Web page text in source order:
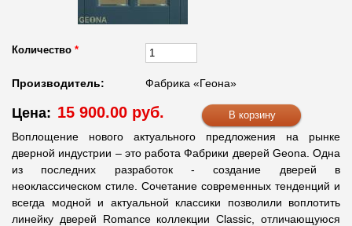
Количество *
Производитель: Фабрика «Геона»
Цена: 15 900.00 руб.
Воплощение нового актуального предложения на рынке
дверной индустрии – это работа Фабрики дверей Geona. Одна
из последних разработок - создание дверей в
неоклассическом стиле. Сочетание современных тенденций и
всегда модной и актуальной классики позволили воплотить
линейку дверей Romance коллекции Classiс, отличающуюся